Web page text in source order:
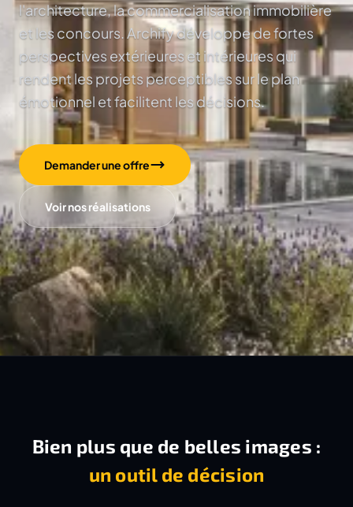
l'architecture, la commercialisation immobilière
et les concours. Archify développe de fortes
perspectives extérieures et intérieures qui
rendent les projets perceptibles sur le plan
émotionnel et facilitent les décisions.
Demander une offre
Voir nos réalisations
Bien plus que de belles images :
un outil de décision